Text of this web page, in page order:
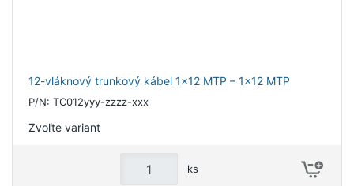
12-vláknový trunkový kábel 1x12 MTP – 1x12 MTP
P/N: TC012yyy-zzzz-xxx
Zvoľte variant
ks